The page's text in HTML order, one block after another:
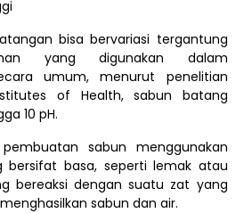
bisa bervariasi tergantung
yang digunakan dalam
umum, menurut penelitian
of Health, sabun batang
10 pH.
sabun menggunakan
bersifat basa, seperti lemak atau
bereaksi dengan suatu zat yang
sabun dan air.